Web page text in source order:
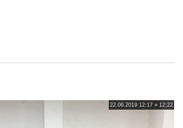
22.06.2019 12:17 » 12:22